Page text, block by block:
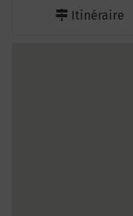
Itinéraire